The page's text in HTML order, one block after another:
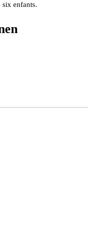
six enfants.